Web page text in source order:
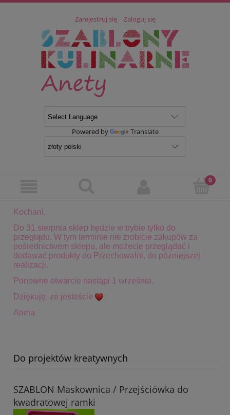
Zarejestruj się Zaloguj się
Powered by Translate
Kochani,
Do 31 sierpnia sklep będzie w trybie tylko do
przeglądu. W tym terminie nie zrobicie zakupów za
pośrednictwem sklepu, ale możecie przeglądać i
dodawać produkty do Przechowalni, do późniejszej
realizacji.
Ponowne otwarcie nastąpi 1 września.
Dziękuję, że jesteście
Aneta
Do projektów kreatywnych
SZABLON Maskownica / Przejściówka do
kwadratowej ramki